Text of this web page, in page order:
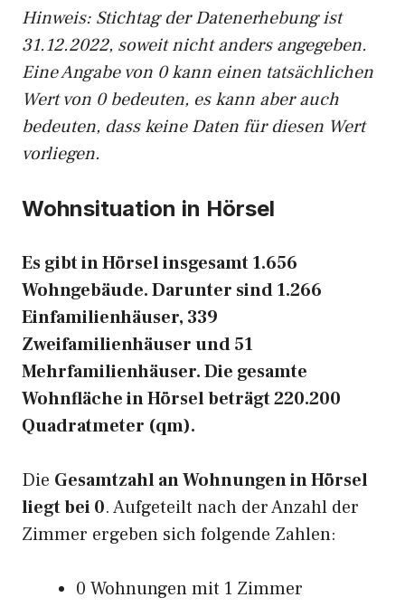
Hinweis: Stichtag der Datenerhebung ist
31.12.2022, soweit nicht anders angegeben.
Eine Angabe von 0 kann einen tatsächlichen
Wert von 0 bedeuten, es kann aber auch
bedeuten, dass keine Daten für diesen Wert
vorliegen.
Wohnsituation in Hörsel
Es gibt in Hörsel insgesamt 1.656
Wohngebäude. Darunter sind 1.266
Einfamilienhäuser, 339
Zweifamilienhäuser und 51
Mehrfamilienhäuser. Die gesamte
Wohnfläche in Hörsel beträgt 220.200
Quadratmeter (qm).
Die Gesamtzahl an Wohnungen in Hörsel
liegt bei 0. Aufgeteilt nach der Anzahl der
Zimmer ergeben sich folgende Zahlen:
0 Wohnungen mit 1 Zimmer